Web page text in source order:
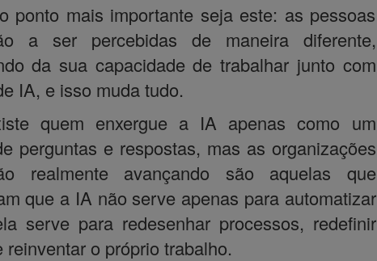
ponto mais importante seja este: as pessoas
a ser percebidas de maneira diferente,
da sua capacidade de trabalhar junto com
IA, e isso muda tudo.
quem enxergue a IA apenas como um
perguntas e respostas, mas as organizações
realmente avançando são aquelas que
que a IA não serve apenas para automatizar
serve para redesenhar processos, redefinir
reinventar o próprio trabalho.